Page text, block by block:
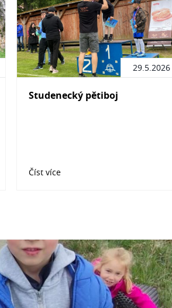
29.5.2026
Studenecký pětiboj
Číst více